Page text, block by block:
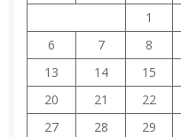
1
6
7 8
13
14 15
20
21 22
27
28 29